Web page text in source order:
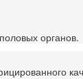
органов.